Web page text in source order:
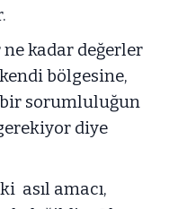
ne kadar değerler
bölgesine,
bir sorumluluğun
diye
asıl amacı,